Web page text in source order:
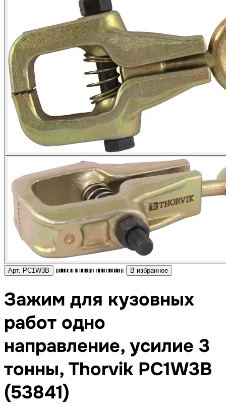
Арт. PC1W3B В избранное
Зажим для кузовных
работ одно
направление, усилие 3
тонны, Thorvik PC1W3B
(53841)